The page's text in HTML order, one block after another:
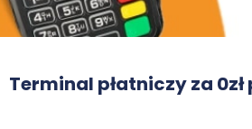
Terminal płatniczy za 0zł